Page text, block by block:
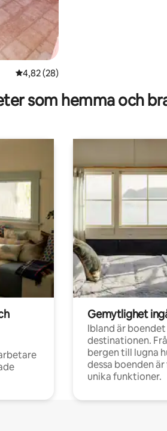
4,82 av 5 i genomsnittligt betyg, 28
4,82 (28)
som hemma och
Gemytlighet
Ibland är boendet
destinationen.
bergen till lugna
dessa boenden
unika funktioner.